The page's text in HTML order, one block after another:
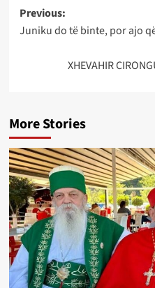
Post
navigation
Previous:
Juniku do të binte, por ajo
XHEVAHIR
More Stories